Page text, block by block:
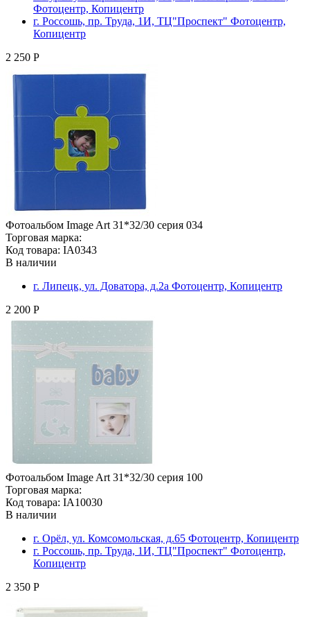
Фотоцентр, Копицентр
г. Россошь, пр. Труда, 1И, ТЦ"Проспект" Фотоцентр,
Копицентр
2 250 Р
Фотоальбом Image Art 31*32/30 серия 034
Торговая марка:
Код товара: IA0343
В наличии
г. Липецк, ул. Доватора, д.2а Фотоцентр, Копицентр
2 200 Р
Фотоальбом Image Art 31*32/30 серия 100
Торговая марка:
Код товара: IA10030
В наличии
г. Орёл, ул. Комсомольская, д.65 Фотоцентр, Копицентр
г. Россошь, пр. Труда, 1И, ТЦ"Проспект" Фотоцентр,
Копицентр
2 350 Р